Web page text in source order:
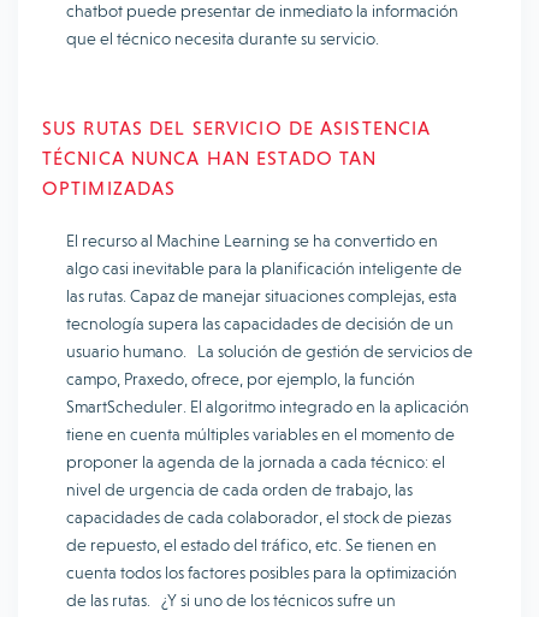
chatbot puede presentar de inmediato la información
que el técnico necesita durante su servicio.
SUS RUTAS DEL SERVICIO DE ASISTENCIA
TÉCNICA NUNCA HAN ESTADO TAN
OPTIMIZADAS
El recurso al Machine Learning se ha convertido en
algo casi inevitable para la planificación inteligente de
las rutas. Capaz de manejar situaciones complejas, esta
tecnología supera las capacidades de decisión de un
usuario humano. La solución de gestión de servicios de
campo, Praxedo, ofrece, por ejemplo, la función
SmartScheduler. El algoritmo integrado en la aplicación
tiene en cuenta múltiples variables en el momento de
proponer la agenda de la jornada a cada técnico: el
nivel de urgencia de cada orden de trabajo, las
capacidades de cada colaborador, el stock de piezas
de repuesto, el estado del tráfico, etc. Se tienen en
cuenta todos los factores posibles para la optimización
de las rutas. ¿Y si uno de los técnicos sufre un